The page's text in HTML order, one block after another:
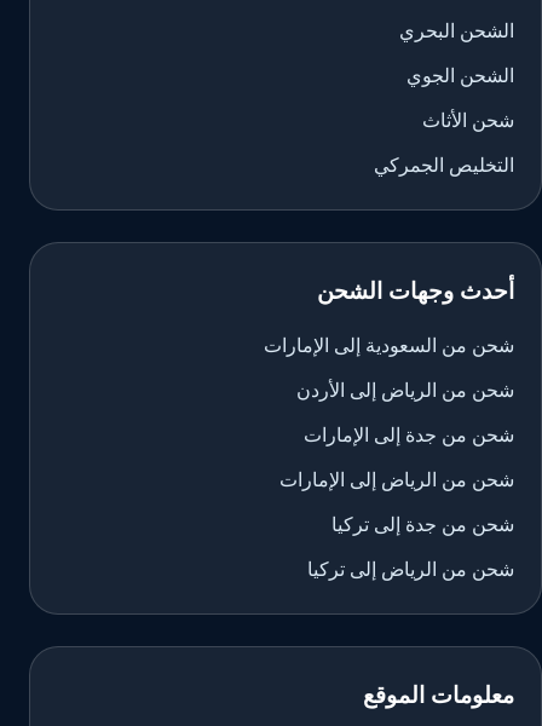
الشحن البحري
الشحن الجوي
شحن الأثاث
التخليص الجمركي
أحدث وجهات الشحن
شحن من السعودية إلى الإمارات
شحن من الرياض إلى الأردن
شحن من جدة إلى الإمارات
شحن من الرياض إلى الإمارات
شحن من جدة إلى تركيا
شحن من الرياض إلى تركيا
معلومات الموقع